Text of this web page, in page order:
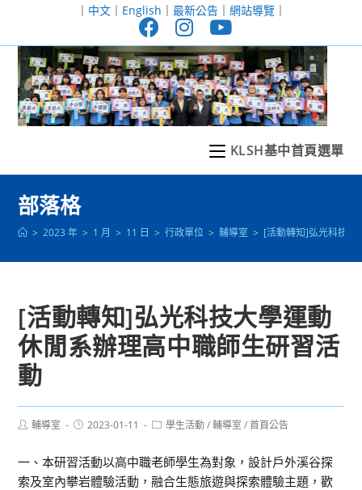
至
｜ 中文｜ English ｜ 最新公告｜ 網站導覽｜
KLSH基中首頁選單
部落格
> 2023 年 > 1 月 > 11 日 > 行政單位 > 輔導室 > [活動轉知]弘光科技大
[活動轉知]弘光科技大學運動
休閒系辦理高中職師生研習活
動
Post輔導室
Post2023-01-11
Post學生活動 / 輔導室 / 首頁公告
一、本研習活動以高中職老師學生為對象，設計戶外溪谷探
索及室內攀岩體驗活動，融合生態旅遊與探索體驗主題，歡